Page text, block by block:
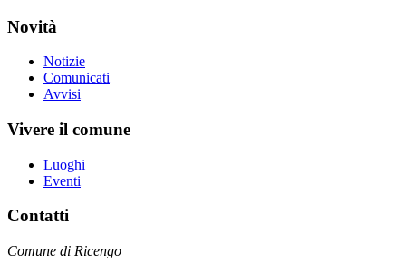
Novità
Notizie
Comunicati
Avvisi
Vivere il comune
Luoghi
Eventi
Contatti
Comune di Ricengo